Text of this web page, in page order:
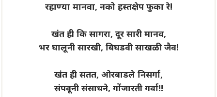
रहाण्या मानवा, नको हस्तक्षेप फुका रे!
खंत ही कि सागरा, दूर सारी मानव,
भर घालूनी सारखी, बिघडवी साखळी जैव!
खंत ही सतत, ओरबाडले निसर्गा,
संपवूनी संसाधने, गोंजारती गर्वा!!